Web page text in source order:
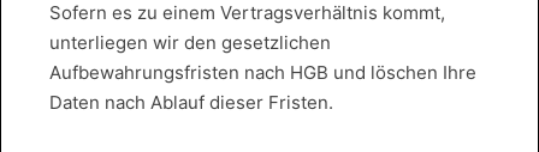
Sofern es zu einem Vertragsverhältnis kommt,
unterliegen wir den gesetzlichen
Aufbewahrungsfristen nach HGB und löschen Ihre
Daten nach Ablauf dieser Fristen.